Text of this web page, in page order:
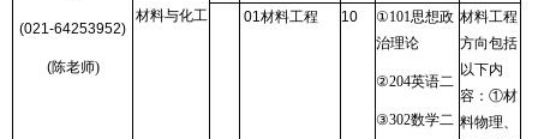
(021-64253952)
(陈老师)
材料与化工 01材料工程 10 ①101思想政
治理论
②204英语二
③302数学二
材料工程
方向包括
以下内
容：①材
料物理、